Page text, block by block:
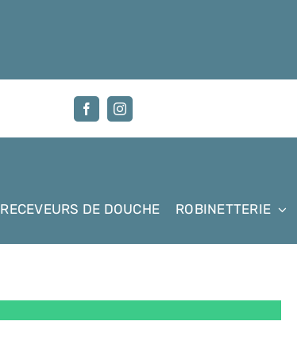
RECEVEURS DE DOUCHE ROBINETTERIE